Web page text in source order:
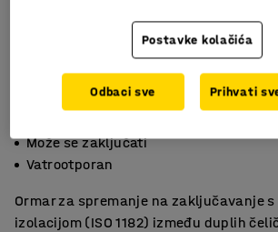
Može se zaključati
Vatrootporan
Ormar za spremanje na zaključavanje
izolacijom (ISO 1182) između duplih
Postavke kolačića
Odbaci sve Prihvati